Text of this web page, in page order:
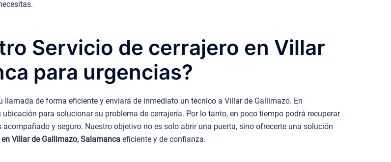
Servicio de cerrajero en Villar
para urgencias?
de forma eficiente y enviará de inmediato un técnico a Villar de Gallimazo. En
para solucionar su problema de cerrajería. Por lo tanto, en poco tiempo podrá recuperar
y seguro. Nuestro objetivo no es solo abrir una puerta, sino ofrecerte una solución
Villar de Gallimazo, Salamanca eficiente y de confianza.